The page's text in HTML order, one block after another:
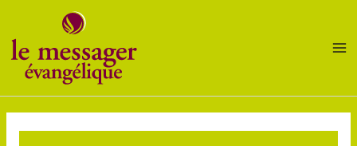
contenu